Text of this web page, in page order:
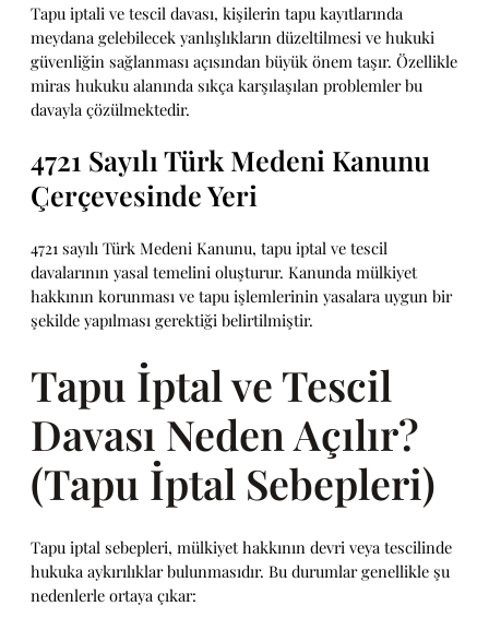
Tapu iptali ve tescil davası, kişilerin tapu kayıtlarında
meydana gelebilecek yanlışlıkların düzeltilmesi ve hukuki
güvenliğin sağlanması açısından büyük önem taşır. Özellikle
miras hukuku alanında sıkça karşılaşılan problemler bu
davayla çözülmektedir.
4721 Sayılı Türk Medeni Kanunu
Çerçevesinde Yeri
4721 sayılı Türk Medeni Kanunu, tapu iptal ve tescil
davalarının yasal temelini oluşturur. Kanunda mülkiyet
hakkının korunması ve tapu işlemlerinin yasalara uygun bir
şekilde yapılması gerektiği belirtilmiştir.
Tapu İptal ve Tescil
Davası Neden Açılır?
(Tapu İptal Sebepleri)
Tapu iptal sebepleri, mülkiyet hakkının devri veya tescilinde
hukuka aykırılıklar bulunmasıdır. Bu durumlar genellikle şu
nedenlerle ortaya çıkar: